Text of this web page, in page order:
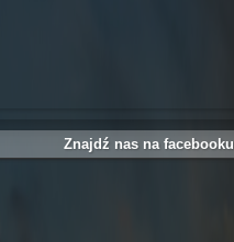
Znajdź nas na facebooku